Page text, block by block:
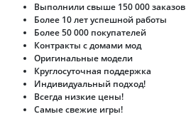
Выполнили свыше 150 000 заказов
Более 10 лет успешной работы
Более 50 000 покупателей
Контракты с домами мод
Оригинальные модели
Круглосуточная поддержка
Индивидуальный подход!
Всегда низкие цены!
Самые свежие игры!